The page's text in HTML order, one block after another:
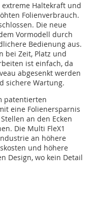
Haltekraft und
Folienverbrauch.
Die neue
Vormodell durch
Bedienung aus.
bei Zeit, Platz und
ist einfach, da
abgesenkt werden
sichere Wartung.
patentierten
eine Folienersparnis
an den Ecken
Die Multi FleX1
an höhere
und höhere
Design, wo kein Detail